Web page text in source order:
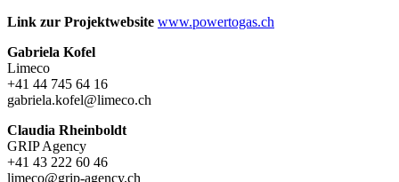
Link zur Projektwebsite www.powertogas.ch
Gabriela Kofel
Limeco
+41 44 745 64 16
gabriela.kofel@limeco.ch
Claudia Rheinboldt
GRIP Agency
+41 43 222 60 46
limeco@grip-agency.ch